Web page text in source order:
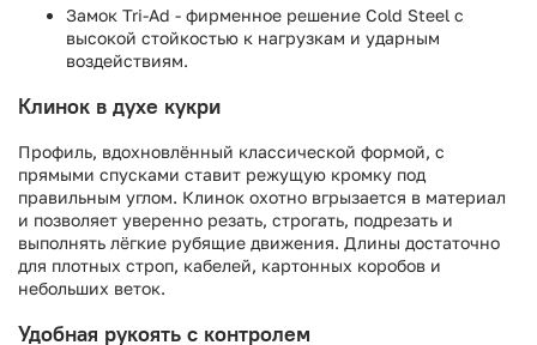
Замок Tri-Ad - фирменное решение Cold Steel с
высокой стойкостью к нагрузкам и ударным
воздействиям.
Клинок в духе кукри
Профиль, вдохновлённый классической формой, с
прямыми спусками ставит режущую кромку под
правильным углом. Клинок охотно вгрызается в материал
и позволяет уверенно резать, строгать, подрезать и
выполнять лёгкие рубящие движения. Длины достаточно
для плотных строп, кабелей, картонных коробов и
небольших веток.
Удобная рукоять с контролем